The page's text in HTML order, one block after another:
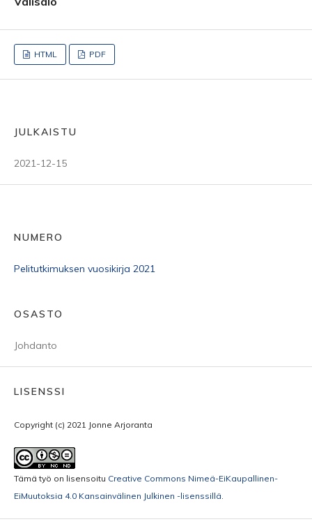
HTML PDF
JULKAISTU
2021-12-15
NUMERO
Pelitutkimuksen vuosikirja 2021
OSASTO
Johdanto
LISENSSI
Copyright (c) 2021 Jonne Arjoranta
Tämä työ on lisensoitu Creative Commons Nimeä-EiKaupallinen-
EiMuutoksia 4.0 Kansainvälinen Julkinen -lisenssillä.